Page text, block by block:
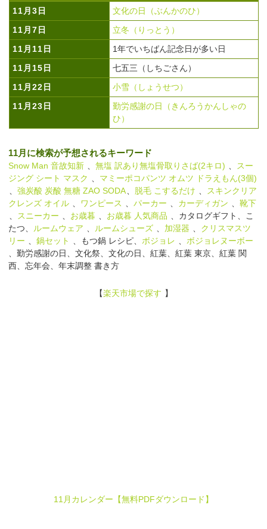
11月3日
文化の日（ぶんかのひ）
11月7日
立冬（りっとう）
11月11日
1年でいちばん記念日が多い日
11月15日
七五三（しちごさん）
11月22日
小雪（しょうせつ）
11月23日
勤労感謝の日（きんろうかんしゃの
ひ）
11月に検索が予想されるキーワード
Snow Man 音故知新 、無塩 訳あり無塩骨取りさば(2キロ) 、 スー
ジング シート マスク 、 マミーポコパンツ オムツ ドラえもん(3個)
、強炭酸 炭酸 無糖 ZAO SODA、 脱毛 こするだけ 、 スキンクリア
クレンズ オイル 、 ワンピース 、パーカー 、 カーディガン 、靴下
、 スニーカー 、 お歳暮 、 お歳暮 人気商品 、カタログギフト、こ
たつ、 ルームウェア 、 ルームシューズ 、 加湿器 、 クリスマスツ
リー 、鍋セット 、もつ鍋 レシピ、ボジョレ 、ボジョレヌーボー
、勤労感謝の日、文化祭、文化の日、紅葉、紅葉 東京、紅葉 関
西、忘年会、年末調整 書き方
【楽天市場で探す 】
11月カレンダー【無料PDFダウンロード】